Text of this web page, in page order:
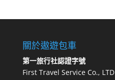
關於遨遊包車
第一旅行社認證字號
First Travel Service Co., LTD